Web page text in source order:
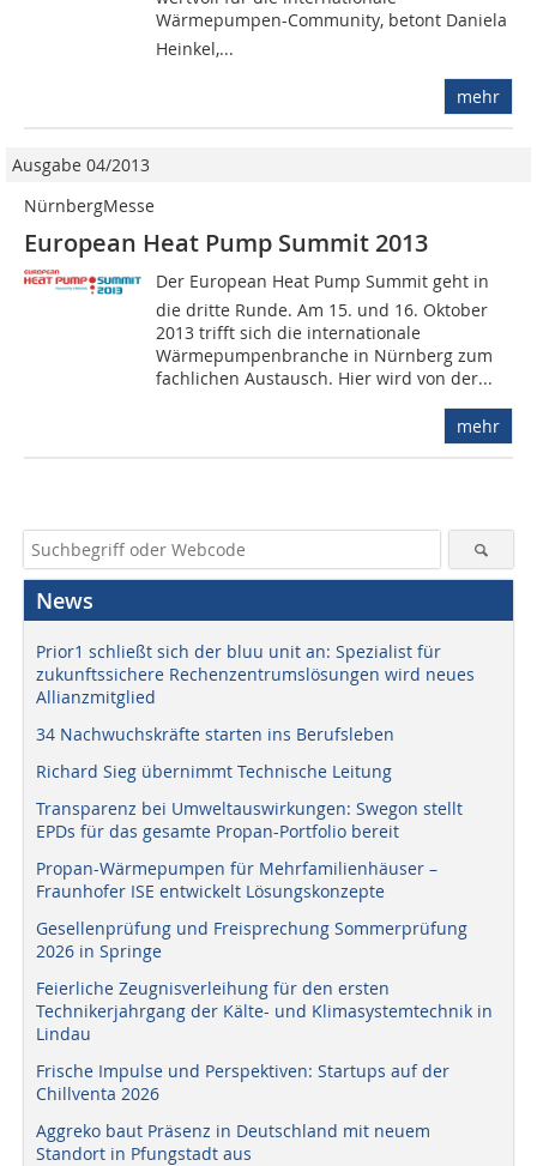
Wärmepumpen-Community, betont Daniela
Heinkel,...
mehr
Ausgabe 04/2013
NürnbergMesse
European Heat Pump Summit 2013
Der European Heat Pump Summit geht in
die dritte Runde. Am 15. und 16. Oktober
2013 trifft sich die internationale
Wärmepumpenbranche in Nürnberg zum
fachlichen Austausch. Hier wird von der...
mehr
News
Prior1 schließt sich der bluu unit an: Spezialist für
zukunftssichere Rechenzentrumslösungen wird neues
Allianzmitglied
34 Nachwuchskräfte starten ins Berufsleben
Richard Sieg übernimmt Technische Leitung
Transparenz bei Umweltauswirkungen: Swegon stellt
EPDs für das gesamte Propan-Portfolio bereit
Propan-Wärmepumpen für Mehrfamilienhäuser –
Fraunhofer ISE entwickelt Lösungskonzepte
Gesellenprüfung und Freisprechung Sommerprüfung
2026 in Springe
Feierliche Zeugnisverleihung für den ersten
Technikerjahrgang der Kälte- und Klimasystemtechnik in
Lindau
Frische Impulse und Perspektiven: Startups auf der
Chillventa 2026
Aggreko baut Präsenz in Deutschland mit neuem
Standort in Pfungstadt aus